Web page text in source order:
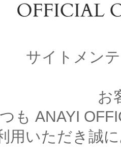
サイトメン
お
も ANAYI
用いただき誠